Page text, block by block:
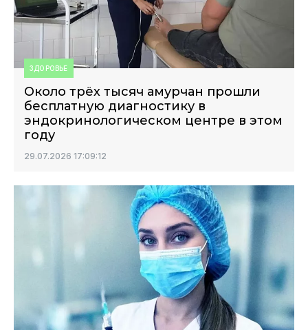
ЗДОРОВЬЕ
Около трёх тысяч амурчан прошли
бесплатную диагностику в
эндокринологическом центре в этом
году
29.07.2026 17:09:12